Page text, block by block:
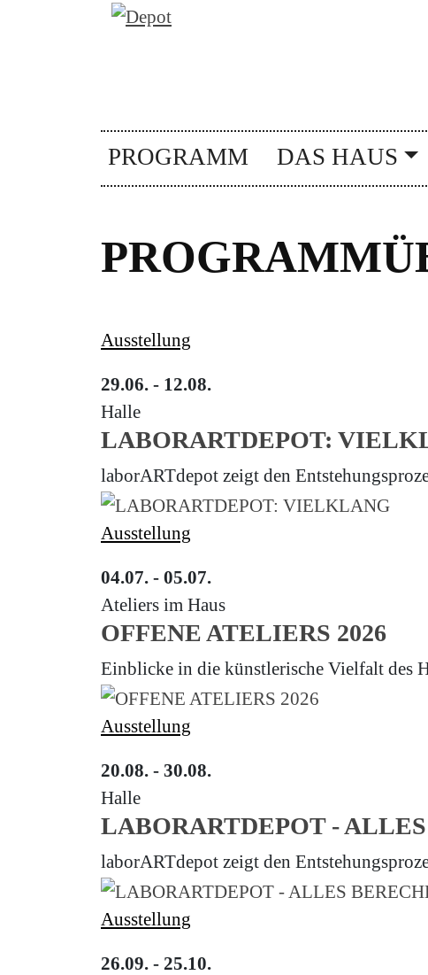
PROGRAMM DAS HAUS
Ausstellung
29.06. - 12.08.
Halle
LABORARTDEPOT:
laborARTdepot zeigt den
Ausstellung
04.07. - 05.07.
Ateliers im Haus
OFFENE ATELIERS 2026
Einblicke in die künstlerische Vielfalt des
Ausstellung
20.08. - 30.08.
Halle
LABORARTDEPOT -
laborARTdepot zeigt den
Ausstellung
26.09. - 25.10.